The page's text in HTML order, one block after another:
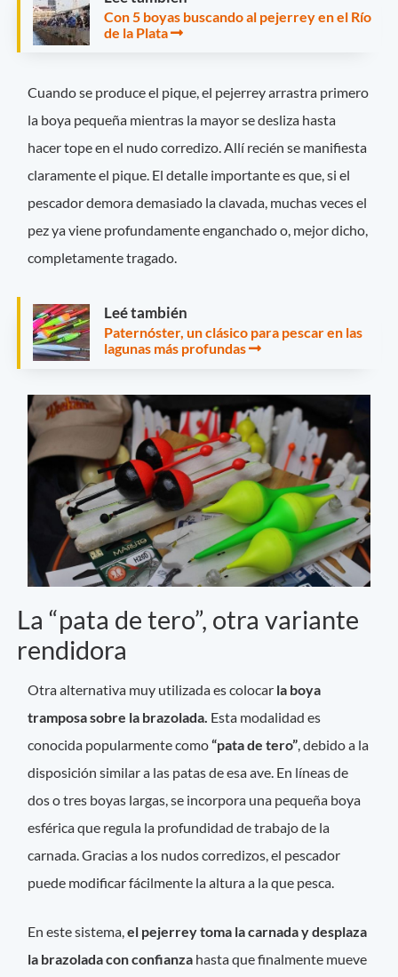
Con 5 boyas buscando al pejerrey en el Río
de la Plata
Cuando se produce el pique, el pejerrey arrastra primero
la boya pequeña mientras la mayor se desliza hasta
hacer tope en el nudo corredizo. Allí recién se manifiesta
claramente el pique. El detalle importante es que, si el
pescador demora demasiado la clavada, muchas veces el
pez ya viene profundamente enganchado o, mejor dicho,
completamente tragado.
Leé también
Paternóster, un clásico para pescar en las
lagunas más profundas
La “pata de tero”, otra variante
rendidora
Otra alternativa muy utilizada es colocar la boya
tramposa sobre la brazolada. Esta modalidad es
conocida popularmente como“pata de tero”, debido a la
disposición similar a las patas de esa ave. En líneas de
dos o tres boyas largas, se incorpora una pequeña boya
esférica que regula la profundidad de trabajo de la
carnada. Gracias a los nudos corredizos, el pescador
puede modificar fácilmente la altura a la que pesca.
En este sistema,el pejerrey toma la carnada y desplaza
la brazolada con confianza hasta que finalmente mueve